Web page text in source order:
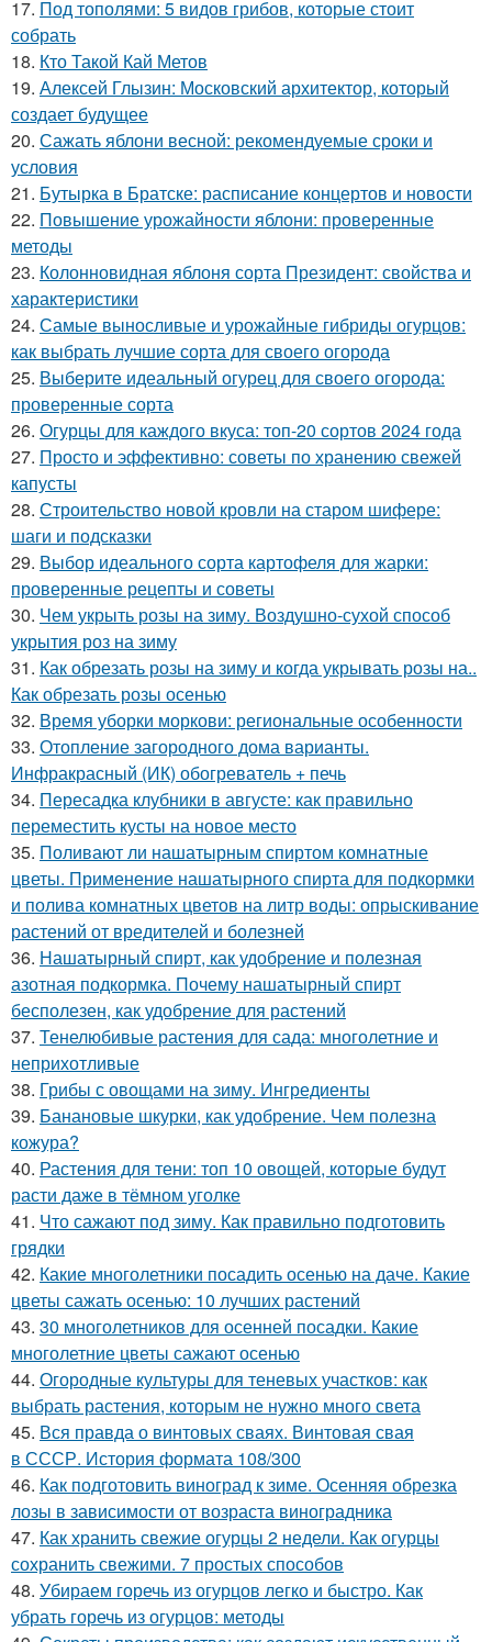
17. Под тополями: 5 видов грибов, которые стоит
собрать
18. Кто Такой Кай Метов
19. Алексей Глызин: Московский архитектор, который
создает будущее
20. Сажать яблони весной: рекомендуемые сроки и
условия
21. Бутырка в Братске: расписание концертов и новости
22. Повышение урожайности яблони: проверенные
методы
23. Колонновидная яблоня сорта Президент: свойства и
характеристики
24. Самые выносливые и урожайные гибриды огурцов:
как выбрать лучшие сорта для своего огорода
25. Выберите идеальный огурец для своего огорода:
проверенные сорта
26. Огурцы для каждого вкуса: топ-20 сортов 2024 года
27. Просто и эффективно: советы по хранению свежей
капусты
28. Строительство новой кровли на старом шифере:
шаги и подсказки
29. Выбор идеального сорта картофеля для жарки:
проверенные рецепты и советы
30. Чем укрыть розы на зиму. Воздушно-сухой способ
укрытия роз на зиму
31. Как обрезать розы на зиму и когда укрывать розы на..
Как обрезать розы осенью
32. Время уборки моркови: региональные особенности
33. Отопление загородного дома варианты.
Инфракрасный (ИК) обогреватель + печь
34. Пересадка клубники в августе: как правильно
переместить кусты на новое место
35. Поливают ли нашатырным спиртом комнатные
цветы. Применение нашатырного спирта для подкормки
и полива комнатных цветов на литр воды: опрыскивание
растений от вредителей и болезней
36. Нашатырный спирт, как удобрение и полезная
азотная подкормка. Почему нашатырный спирт
бесполезен, как удобрение для растений
37. Тенелюбивые растения для сада: многолетние и
неприхотливые
38. Грибы с овощами на зиму. Ингредиенты
39. Банановые шкурки, как удобрение. Чем полезна
кожура?
40. Растения для тени: топ 10 овощей, которые будут
расти даже в тёмном уголке
41. Что сажают под зиму. Как правильно подготовить
грядки
42. Какие многолетники посадить осенью на даче. Какие
цветы сажать осенью: 10 лучших растений
43. 30 многолетников для осенней посадки. Какие
многолетние цветы сажают осенью
44. Огородные культуры для теневых участков: как
выбрать растения, которым не нужно много света
45. Вся правда о винтовых сваях. Винтовая свая
в СССР. История формата 108/300
46. Как подготовить виноград к зиме. Осенняя обрезка
лозы в зависимости от возраста виноградника
47. Как хранить свежие огурцы 2 недели. Как огурцы
сохранить свежими. 7 простых способов
48. Убираем горечь из огурцов легко и быстро. Как
убрать горечь из огурцов: методы